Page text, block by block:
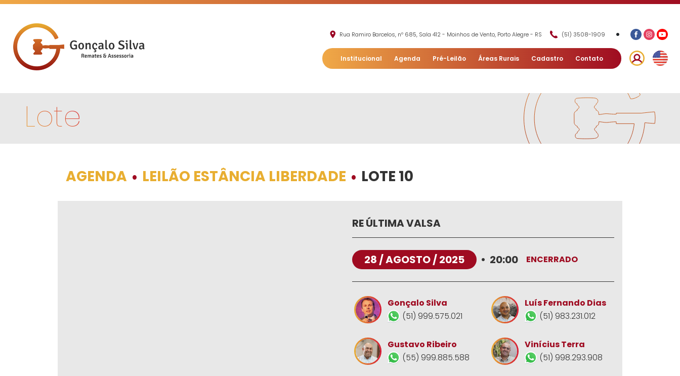
Rua Ramiro Barcelos, nº 685, Sala 412 - Moinhos de Vento, Porto Alegre - RS (51) 3508-1909 •
Institucional Agenda Pré-Leilão Áreas Rurais Cadastro Contato
Lote
AGENDA • LEILÃO ESTÂNCIA LIBERDADE • LOTE 10
RE ÚLTIMA VALSA
28 / AGOSTO / 2025 • 20:00 ENCERRADO
Gonçalo Silva
(51) 999.575.021
Luís Fernando Dias
(51) 983.231.012
Gustavo Ribeiro
(55) 999.885.588
Vinícius Terra
(51) 998.293.908